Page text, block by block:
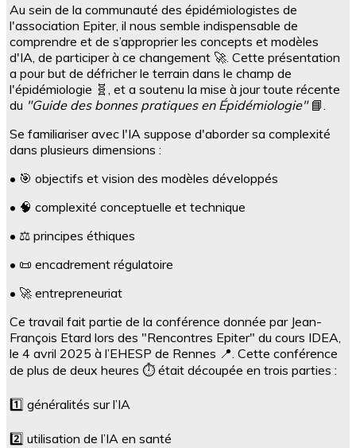
Au sein de la communauté des épidémiologistes de
l'association Epiter, il nous semble indispensable de
comprendre et de s’approprier les concepts et modèles
d'IA, de participer à ce changement 🚀. Cette présentation
a pour but de défricher le terrain dans le champ de
l'épidémiologie 🧬, et a soutenu la mise à jour toute récente
du "Guide des bonnes pratiques en Épidémiologie"📘.
Se familiariser avec l'IA suppose d'aborder sa complexité
dans plusieurs dimensions :
• 🎯 objectifs et vision des modèles développés
• 🧠 complexité conceptuelle et technique
• ⚖️ principes éthiques
• 📜 encadrement régulatoire
• 🚀 entrepreneuriat
Ce travail fait partie de la conférence donnée par Jean-
François Etard lors des "Rencontres Epiter" du cours IDEA,
le 4 avril 2025 à l’EHESP de Rennes 📍. Cette conférence
de plus de deux heures ⏱️ était découpée en trois parties :
1️⃣ généralités sur l’IA
2️⃣ utilisation de l’IA en santé